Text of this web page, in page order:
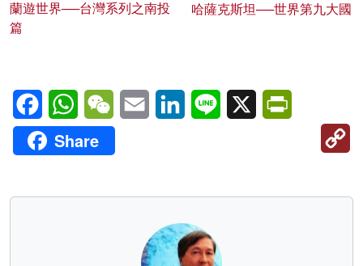
蘭遊世界──台灣系列之南投
篇
哈薩克斯坦──世界第九大國
FacebookWhatsAppWeChatEmail LinkedInLine X
Share